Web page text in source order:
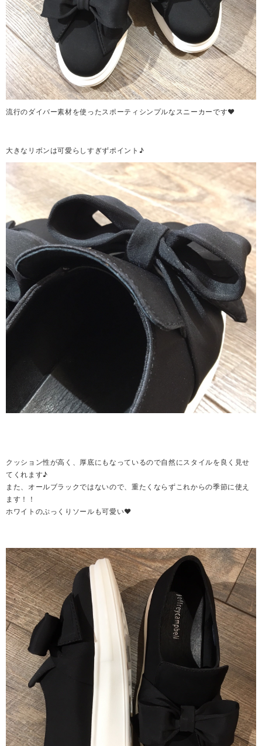
流行のダイバー素材を使ったスポーティシンプルなスニーカーです❤
大きなリボンは可愛らしすぎずポイント♪
クッション性が高く、厚底にもなっているので自然にスタイルを良く見せ
てくれます♪
また、オールブラックではないので、重たくならずこれからの季節に使え
ます！！
ホワイトのぷっくりソールも可愛い❤